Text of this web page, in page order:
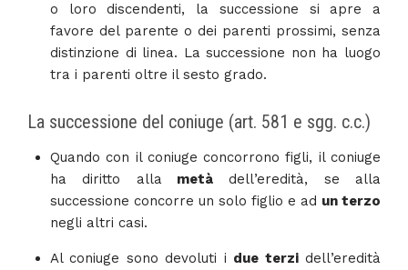
o loro discendenti, la successione si apre a
favore del parente o dei parenti prossimi, senza
distinzione di linea. La successione non ha luogo
tra i parenti oltre il sesto grado.
La successione del coniuge (art. 581 e sgg. c.c.)
Quando con il coniuge concorrono figli, il coniuge
ha diritto alla metà dell’eredità, se alla
successione concorre un solo figlio e ad un terzo
negli altri casi.
Al coniuge sono devoluti i due terzidell’eredità